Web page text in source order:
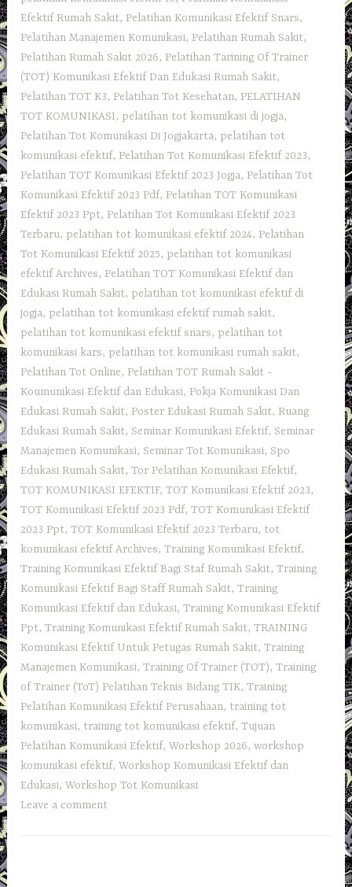
Efektif Rumah Sakit, Pelatihan Komunikasi Efektif Snars,
Pelatihan Manajemen Komunikasi, Pelatihan Rumah Sakit‎,
Pelatihan Rumah Sakit 2026, Pelatihan Tarining Of Trainer
(TOT) Komunikasi Efektif Dan Edukasi Rumah Sakit,
Pelatihan TOT K3, Pelatihan Tot Kesehatan, PELATIHAN
TOT KOMUNIKASI, pelatihan tot komunikasi di jogja,
Pelatihan Tot Komunikasi Di Jogjakarta, pelatihan tot
komunikasi efektif, Pelatihan Tot Komunikasi Efektif 2023,
Pelatihan TOT Komunikasi Efektif 2023 Jogja, Pelatihan Tot
Komunikasi Efektif 2023 Pdf, Pelatihan TOT Komunikasi
Efektif 2023 Ppt, Pelatihan Tot Komunikasi Efektif 2023
Terbaru, pelatihan tot komunikasi efektif 2024, Pelatihan
Tot Komunikasi Efektif 2025, pelatihan tot komunikasi
efektif Archives, Pelatihan TOT Komunikasi Efektif dan
Edukasi Rumah Sakit, pelatihan tot komunikasi efektif di
jogja, pelatihan tot komunikasi efektif rumah sakit,
pelatihan tot komunikasi efektif snars, pelatihan tot
komunikasi kars, pelatihan tot komunikasi rumah sakit,
Pelatihan Tot Online, Pelatihan TOT Rumah Sakit -
Koumunikasi Efektif dan Edukasi, Pokja Komunikasi Dan
Edukasi Rumah Sakit, Poster Edukasi Rumah Sakit, Ruang
Edukasi Rumah Sakit, Seminar Komunikasi Efektif, Seminar
Manajemen Komunikasi, Seminar Tot Komunikasi, Spo
Edukasi Rumah Sakit,Tor Pelatihan Komunikasi Efektif,
TOT KOMUNIKASI EFEKTIF,TOT Komunikasi Efektif 2023,
TOT Komunikasi Efektif 2023 Pdf,TOT Komunikasi Efektif
2023 Ppt,TOT Komunikasi Efektif 2023 Terbaru, tot
komunikasi efektif Archives,Training Komunikasi Efektif,
Training Komunikasi Efektif Bagi Staf Rumah Sakit,Training
Komunikasi Efektif Bagi Staff Rumah Sakit,Training
Komunikasi Efektif dan Edukasi,Training Komunikasi Efektif
Ppt,Training Komunikasi Efektif Rumah Sakit,TRAINING
Komunikasi Efektif Untuk Petugas Rumah Sakit,Training
Manajemen Komunikasi,Training Of Trainer (TOT),Training
of Trainer (ToT) Pelatihan Teknis Bidang TIK,Training
Pelatihan Komunikasi Efektif Perusahaan, training tot
komunikasi, training tot komunikasi efektif,Tujuan
Pelatihan Komunikasi Efektif,Workshop 2026,workshop
komunikasi efektif,Workshop Komunikasi Efektif dan
Edukasi,Workshop Tot Komunikasi
Leave a comment